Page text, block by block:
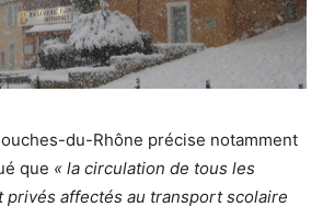
du-Rhône précise notamment
que « la circulation de tous les
privés affectés au transport scolaire